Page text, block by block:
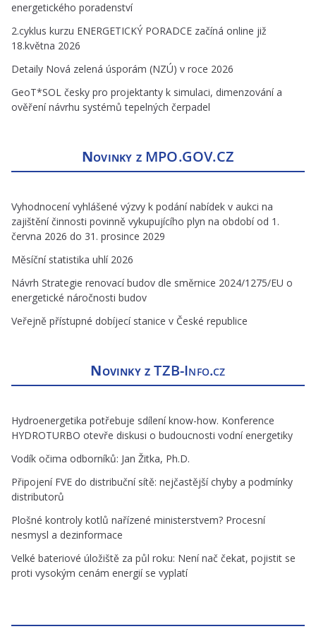
energetického poradenství
2.cyklus kurzu ENERGETICKÝ PORADCE začíná online již
18.května 2026
Detaily Nová zelená úsporám (NZÚ) v roce 2026
GeoT*SOL česky pro projektanty k simulaci, dimenzování a
ověření návrhu systémů tepelných čerpadel
Novinky zMPO.GOV.CZ
Vyhodnocení vyhlášené výzvy k podání nabídek v aukci na
zajištění činnosti povinně vykupujícího plyn na období od 1.
června 2026 do 31. prosince 2029
Měsíční statistika uhlí 2026
Návrh Strategie renovací budov dle směrnice 2024/1275/EU o
energetické náročnosti budov
Veřejně přístupné dobíjecí stanice v České republice
Novinky zTZB-Info.cz
Hydroenergetika potřebuje sdílení know-how. Konference
HYDROTURBO otevře diskusi o budoucnosti vodní energetiky
Vodík očima odborníků: Jan Žitka, Ph.D.
Připojení FVE do distribuční sítě: nejčastější chyby a podmínky
distributorů
Plošné kontroly kotlů nařízené ministerstvem? Procesní
nesmysl a dezinformace
Velké bateriové úložiště za půl roku: Není nač čekat, pojistit se
proti vysokým cenám energií se vyplatí